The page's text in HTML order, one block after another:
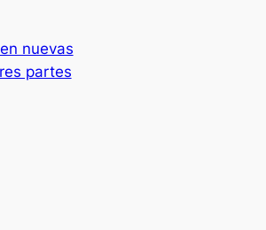
nuevas
partes